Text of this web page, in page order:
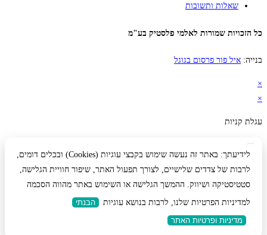
שאלות ותשובות
כל הזכויות שמורות לאלמי פלסטיק בע"מ
בנייה: איל פור פרסום בגוגל
×
×
עגלת קניות
לידיעתך: באתר זה נעשה שימוש בקבצי עוגיות (Cookies) ובכלים דומים,
לרבות של צדדים שלישיים, לצורך תפעול האתר, שיפור חוויית הגלישה,
סטטיסטיקה ושיווק. ההמשך הגלישה או השימוש באתר מהווה הסכמה
למדיניות הפרטיות שלנו, לרבות בנושא עוגיות
הבנתי
מדיניות ופרטיות האתר